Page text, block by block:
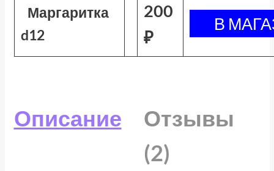
Маргаритка
d12
200
₽
Описание
Отзывы
(2)